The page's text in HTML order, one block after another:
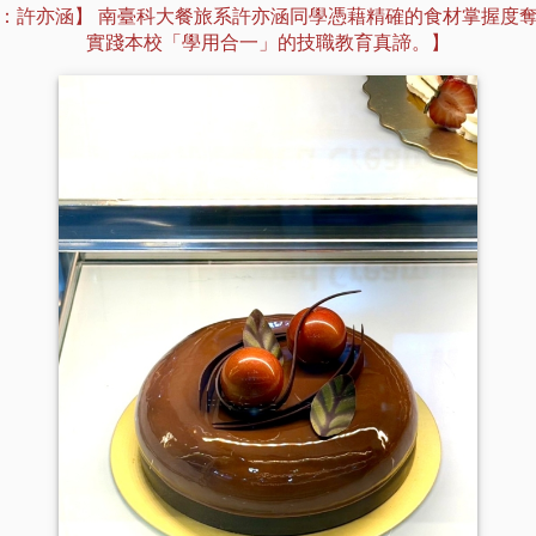
：許亦涵】 南臺科大餐旅系許亦涵同學憑藉精確的食材掌握度
實踐本校「學用合一」的技職教育真諦。】